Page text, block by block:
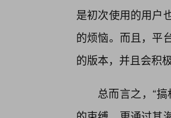
是初次使用的用户
的烦恼。而且，平
的版本，并且会积
总而言之，“